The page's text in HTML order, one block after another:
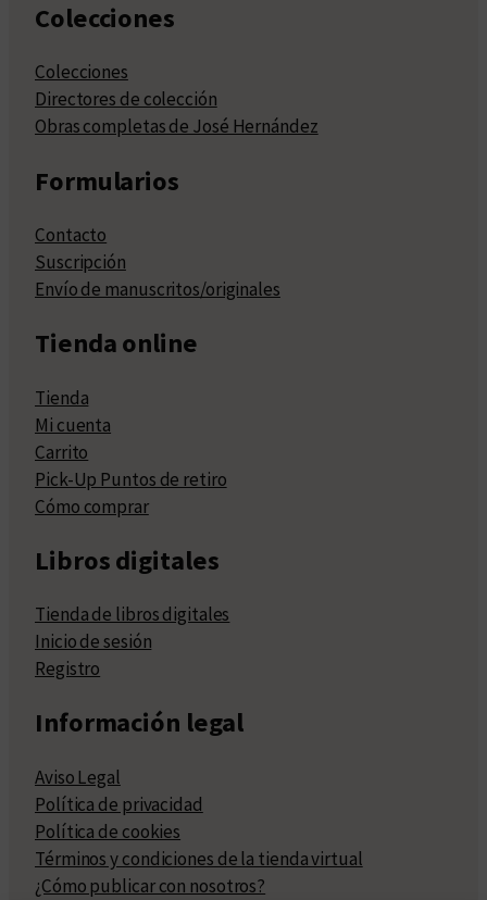
Colecciones
Colecciones
Directores de colección
Obras completas de José Hernández
Formularios
Contacto
Suscripción
Envío de manuscritos/originales
Tienda online
Tienda
Mi cuenta
Carrito
Pick-Up Puntos de retiro
Cómo comprar
Libros digitales
Tienda de libros digitales
Inicio de sesión
Registro
Información legal
Aviso Legal
Política de privacidad
Política de cookies
Términos y condiciones de la tienda virtual
¿Cómo publicar con nosotros?